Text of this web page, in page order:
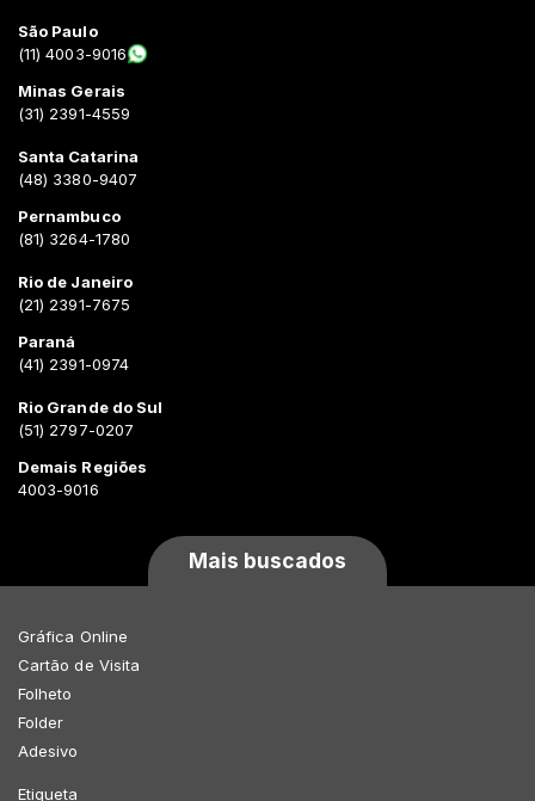
São Paulo
(11) 4003-9016
Minas Gerais
(31) 2391-4559
Santa Catarina
(48) 3380-9407
Pernambuco
(81) 3264-1780
Rio de Janeiro
(21) 2391-7675
Paraná
(41) 2391-0974
Rio Grande do Sul
(51) 2797-0207
Demais Regiões
4003-9016
Mais buscados
Gráfica Online
Cartão de Visita
Folheto
Folder
Adesivo
Etiqueta